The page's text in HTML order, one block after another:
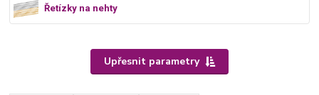
Řetízky na nehty
Upřesnit parametry